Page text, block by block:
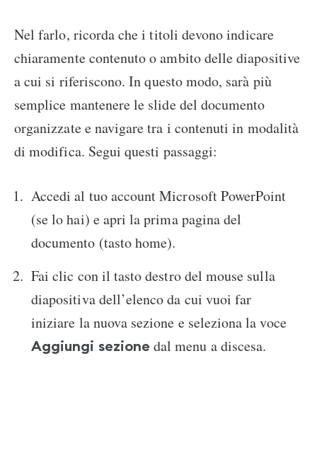
Nel farlo, ricorda che i titoli devono indicare
chiaramente contenuto o ambito delle diapositive
a cui si riferiscono. In questo modo, sarà più
semplice mantenere le slide del documento
organizzate e navigare tra i contenuti in modalità
di modifica. Segui questi passaggi:
Accedi al tuo account Microsoft PowerPoint
(se lo hai) e apri la prima pagina del
documento (tasto home).
Fai clic con il tasto destro del mouse sulla
diapositiva dell’elenco da cui vuoi far
iniziare la nuova sezione e seleziona la voce
Aggiungi sezione dal menu a discesa.